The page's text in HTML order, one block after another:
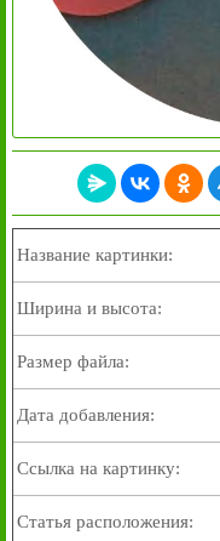
Название картинки:
Ширина и высота:
Размер файла:
Дата добавления:
Ссылка на картинку:
Статья расположения: